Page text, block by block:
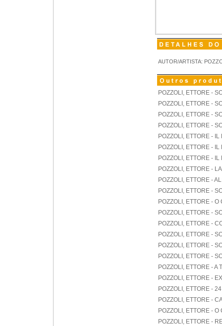
AUTOR/ARTISTA:
POZZOLI, ETTORE -
POZZOLI, ETTORE -
POZZOLI, ETTORE -
POZZOLI, ETTORE -
POZZOLI, ETTORE -
POZZOLI, ETTORE -
POZZOLI, ETTORE -
POZZOLI, ETTORE -
POZZOLI, ETTORE -
POZZOLI, ETTORE -
POZZOLI, ETTORE - O
POZZOLI, ETTORE -
POZZOLI, ETTORE -
POZZOLI, ETTORE -
POZZOLI, ETTORE -
POZZOLI, ETTORE -
POZZOLI, ETTORE - A
POZZOLI, ETTORE -
POZZOLI, ETTORE -
POZZOLI, ETTORE -
POZZOLI, ETTORE - O
POZZOLI, ETTORE -